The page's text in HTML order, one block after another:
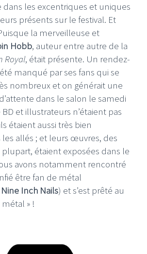
les excentriques et uniques
présents sur le festival. Et
la merveilleuse et
Hobb, auteur entre autre de la
Royal, était présente. Un rendez-
manqué par ses fans qui se
nombreux et on générait une
dans le salon le samedi
et illustrateurs n’étaient pas
étaient aussi très bien
allés ; et leurs œuvres, des
étaient exposées dans le
avons notamment rencontré
être fan de métal
Nine Inch Nails) et s’est prêté au
» !